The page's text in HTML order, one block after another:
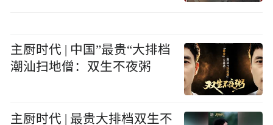
主厨时代 | 中国”最贵“大排档
潮汕扫地僧：双生不夜粥
主厨时代 | 最贵大排档双生不